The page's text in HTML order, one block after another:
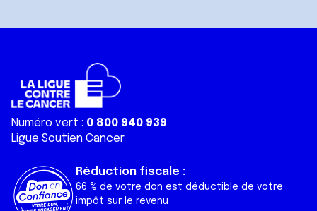
Numéro vert : 0 800 940 939
Ligue Soutien Cancer
Réduction fiscale :
66 % de votre don est déductible de votre
impôt sur le revenu